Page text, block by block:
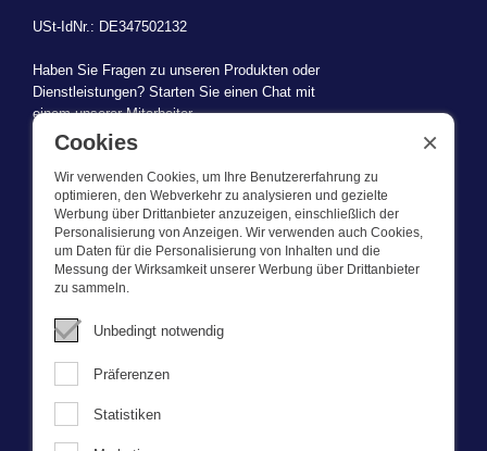
USt-IdNr.: DE347502132
Haben Sie Fragen zu unseren Produkten oder
Dienstleistungen? Starten Sie einen Chat mit
einem unserer Mitarbeiter.
WAS WIR TUN
Dieser Webshop ist Teil von BEVAZET BV. Bevazet beliefert seit
1983 große und kleinere Unternehmen mit Berufsbekleidung. Wir
haben einen eigenen Laden/Ausstellungsraum in Brandwijk. Wir
bieten unseren Kunden hochwertige und starke
Unternehmenskleidung zu einem wettbewerbsfähigen Preis. UnseR
Service ist schnell, wir führen Lagerbestände und liefern auch
maßgeschneiderte Unternehmenskleidung, die von unserem
Cookies
Wir verwenden Cookies, um Ihre Benutzererfahrung zu
optimieren, den Webverkehr zu analysieren und gezielte
Werbung über Drittanbieter anzuzeigen, einschließlich der
Personalisierung von Anzeigen. Wir verwenden auch Cookies,
um Daten für die Personalisierung von Inhalten und die
Messung der Wirksamkeit unserer Werbung über Drittanbieter
zu sammeln.
Unbedingt notwendig
Präferenzen
Statistiken
×